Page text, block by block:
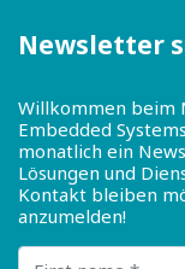
Newsletter
Willkommen beim
Embedded
monatlich ein
Lösungen und
Kontakt bleiben
anzumelden!
First name